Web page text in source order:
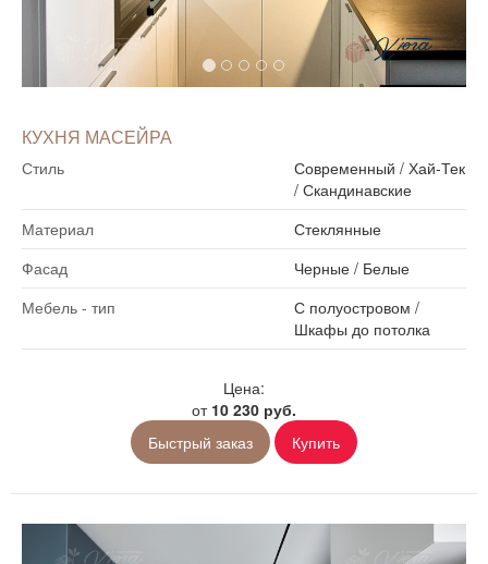
КУХНЯ МАСЕЙРА
Стиль Современный / Хай-Тек
/ Скандинавские
Материал
Стеклянные
Фасад
Черные/ Белые
Мебель - тип
С полуостровом /
Шкафы до потолка
Цена:
от 10 230 руб.
Быстрый заказ
Купить